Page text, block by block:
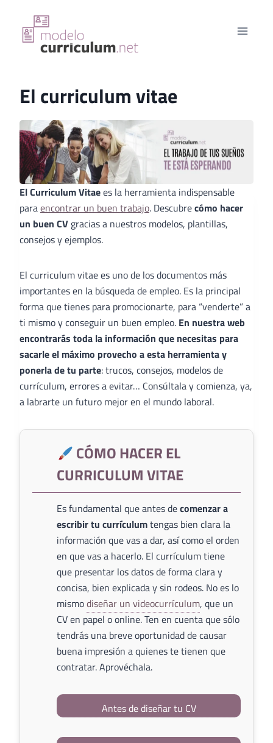
contenido
El curriculum vitae
El Curriculum Vitaees la herramienta indispensable
paraencontrar un buen trabajo. Descubrecómo hacer
un buen CV gracias a nuestros modelos, plantillas,
consejos y ejemplos.
El curriculum vitae es uno de los documentos más
importantes en la búsqueda de empleo. Es la principal
forma que tienes para promocionarte, para “venderte” a
ti mismo y conseguir un buen empleo. En nuestra web
encontrarás toda la información que necesitas para
sacarle el máximo provecho a esta herramienta y
ponerla de tu parte: trucos, consejos, modelos de
currículum, errores a evitar… Consúltala y comienza, ya,
a labrarte un futuro mejor en el mundo laboral.
CÓMO HACER EL
CURRICULUM VITAE
Es fundamental que antes decomenzar a
escribir tu currículumtengas bien clara la
información que vas a dar, así como el orden
en que vas a hacerlo. El currículum tiene
que presentar los datos de forma clara y
concisa, bien explicada y sin rodeos. No es lo
mismodiseñar un videocurrículum, que un
CV en papel o online. Ten en cuenta que sólo
tendrás una breve oportunidad de causar
buena impresión a quienes te tienen que
contratar. Aprovéchala.
Antes de diseñar tu CV